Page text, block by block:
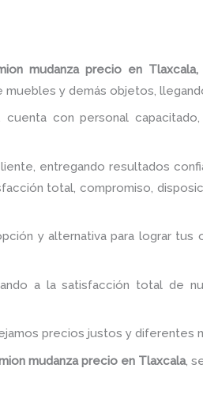
mudanza precio en Tlaxcala,
y demás objetos,
cuenta con personal
entregando resultados
total, compromiso,
y alternativa para lograr tus
a la satisfacción total de
precios justos y diferentes
mudanza precio en Tlaxcala,